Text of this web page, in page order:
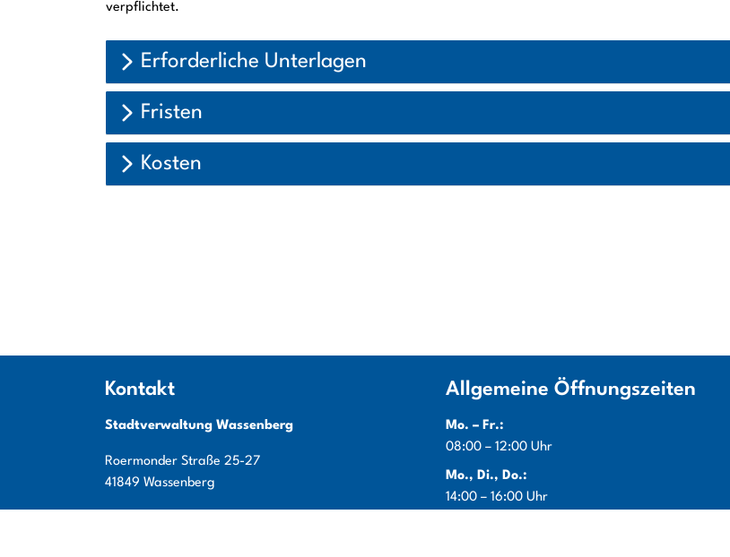
verpflichtet.
Erforderliche Unterlagen
Fristen
Kosten
Kontakt
Stadtverwaltung Wassenberg
Roermonder Straße 25-27
41849 Wassenberg
Allgemeine Öffnungszeiten
Mo. – Fr.:
08:00 – 12:00 Uhr
Mo., Di., Do.:
14:00 – 16:00 Uhr